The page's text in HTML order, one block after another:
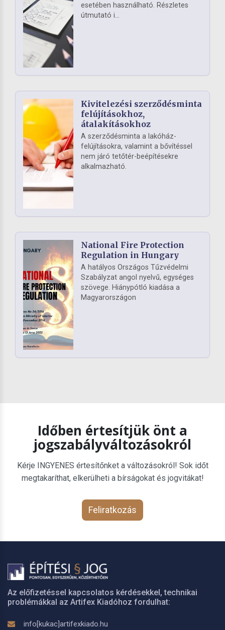
esetében használható. Részletes
útmutató i...
Kivitelezési szerződésminta
felújításokhoz,
átalakításokhoz
A szerződésminta a lakóház-
felújításokra, valamint a bővítéssel
nem járó tetőtér-beépítésekre
alkalmazható.
National Fire Protection
Regulation in Hungary
A hatályos Országos Tűzvédelmi
Szabályzat angol nyelvű, egységes
szövege. Hiánypótló kiadása a
Magyarországon
Időben értesítjük önt a
jogszabályváltozásokról
Kérje INGYENES értesítőnket a változásokról! Sok időt
megtakaríthat, elkerülheti a bírságokat és jogvitákat!
Feliratkozás
Az előfizetéssel kapcsolatos kérdésekkel, technikai
problémákkal az Artifex Kiadóhoz fordulhat:
info[kukac]artifexkiado.hu